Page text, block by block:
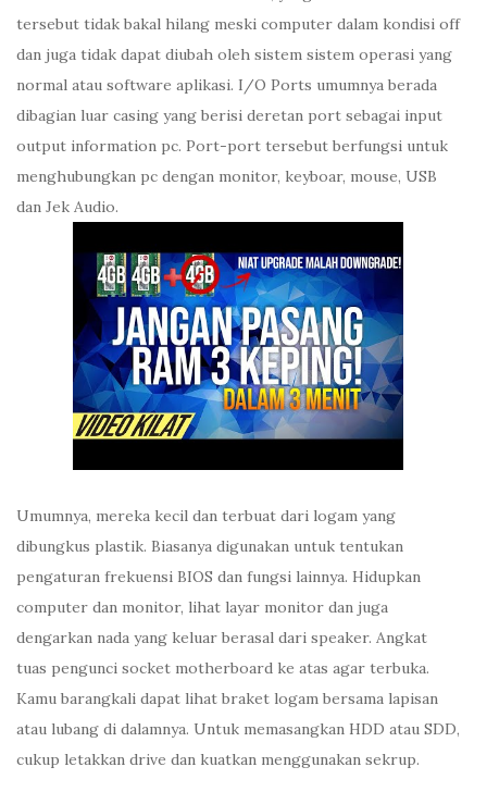
tersebut tidak bakal hilang meski computer dalam kondisi off
dan juga tidak dapat diubah oleh sistem sistem operasi yang
normal atau software aplikasi. I/O Ports umumnya berada
dibagian luar casing yang berisi deretan port sebagai input
output information pc. Port-port tersebut berfungsi untuk
menghubungkan pc dengan monitor, keyboar, mouse, USB
dan Jek Audio.
Umumnya, mereka kecil dan terbuat dari logam yang
dibungkus plastik. Biasanya digunakan untuk tentukan
pengaturan frekuensi BIOS dan fungsi lainnya. Hidupkan
computer dan monitor, lihat layar monitor dan juga
dengarkan nada yang keluar berasal dari speaker. Angkat
tuas pengunci socket motherboard ke atas agar terbuka.
Kamu barangkali dapat lihat braket logam bersama lapisan
atau lubang di dalamnya. Untuk memasangkan HDD atau SDD,
cukup letakkan drive dan kuatkan menggunakan sekrup.